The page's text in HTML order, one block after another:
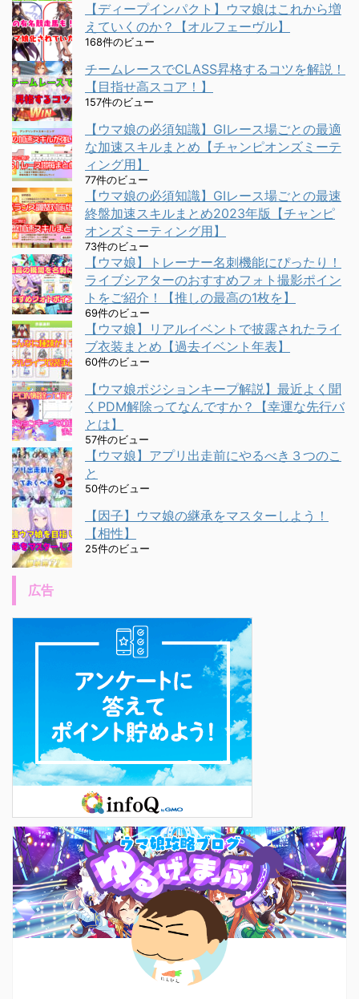
【ディープインパクト】ウマ娘はこれから増
えていくのか？【オルフェーヴル】
168件のビュー
チームレースでCLASS昇格するコツを解説！
【目指せ高スコア！】
157件のビュー
【ウマ娘の必須知識】GⅠレース場ごとの最適
な加速スキルまとめ【チャンピオンズミーテ
ィング用】
77件のビュー
【ウマ娘の必須知識】GⅠレース場ごとの最速
終盤加速スキルまとめ2023年版【チャンピ
オンズミーティング用】
73件のビュー
【ウマ娘】トレーナー名刺機能にぴったり！
ライブシアターのおすすめフォト撮影ポイン
トをご紹介！【推しの最高の1枚を】
69件のビュー
【ウマ娘】リアルイベントで披露されたライ
ブ衣装まとめ【過去イベント年表】
60件のビュー
【ウマ娘ポジションキープ解説】最近よく聞
くPDM解除ってなんですか？【幸運な先行バ
とは】
57件のビュー
【ウマ娘】アプリ出走前にやるべき３つのこ
と
50件のビュー
【因子】ウマ娘の継承をマスターしよう！
【相性】
25件のビュー
広告